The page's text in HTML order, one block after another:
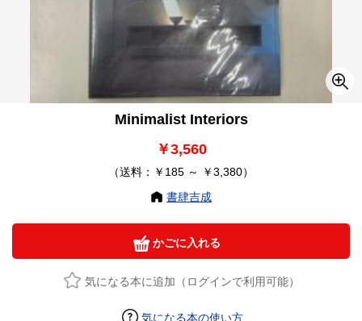
Minimalist Interiors
￥3,560
（送料：￥185 ～ ￥3,380）
書肆吉成
かごに入れる
気になる本に追加（ログインで利用可能）
気になる本の使い方